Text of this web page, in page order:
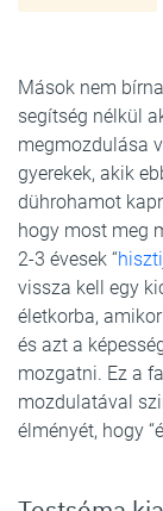
Mások nem
segítség nélkül
megmozdulása
gyerekek, akik
dührohamot
hogy most meg
2-3 évesek “
vissza kell egy
életkorba,
és azt a
mozgatni. Ez a
mozdulatával
élményét, hogy